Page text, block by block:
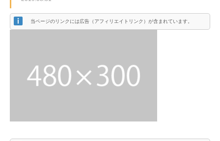
当ページのリンクには広告（アフィリエイトリンク）が含まれています。